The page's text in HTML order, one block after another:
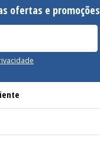
ofertas e promoções